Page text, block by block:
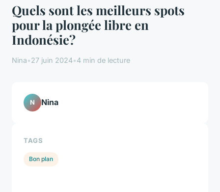
Quels sont les meilleurs spots
pour la plongée libre en
Indonésie?
Nina•27 juin 2024•4 min de lecture
N Nina
TAGS
Bon plan